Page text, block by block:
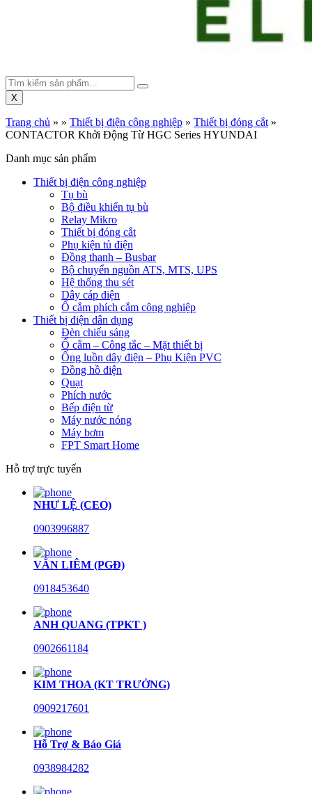
X
Trang chủ » » Thiết bị điện công nghiệp » Thiết bị đóng cắt »
CONTACTOR Khởi Động Từ HGC Series HYUNDAI
Danh mục sản phẩm
Thiết bị điện công nghiệp
Tụ bù
Bộ điều khiển tụ bù
Relay Mikro
Thiết bị đóng cắt
Phụ kiện tủ điện
Đồng thanh – Busbar
Bộ chuyển nguồn ATS, MTS, UPS
Hệ thống thu sét
Dây cáp điện
Ổ cắm phích cắm công nghiệp
Thiết bị điện dân dụng
Đèn chiếu sáng
Ổ cắm – Công tắc – Mặt thiết bị
Ống luồn dây điện – Phụ Kiện PVC
Đồng hồ điện
Quạt
Phích nước
Bếp điện từ
Máy nước nóng
Máy bơm
FPT Smart Home
Hỗ trợ trực tuyến
NHƯ LỆ (CEO)
0903996887
VĂN LIÊM (PGĐ)
0918453640
ANH QUANG (TPKT )
0902661184
KIM THOA (KT TRƯỞNG)
0909217601
Hỗ Trợ & Báo Giá
0938984282